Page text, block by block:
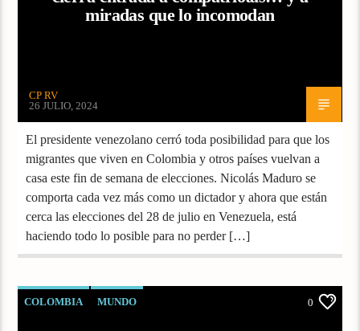
miradas que lo incomodan
CP RV
26 JULIO, 2024
El presidente venezolano cerró toda posibilidad para que los
migrantes que viven en Colombia y otros países vuelvan a
casa este fin de semana de elecciones. Nicolás Maduro se
comporta cada vez más como un dictador y ahora que están
cerca las elecciones del 28 de julio en Venezuela, está
haciendo todo lo posible para no perder […]
COLOMBIA MUNDO 0